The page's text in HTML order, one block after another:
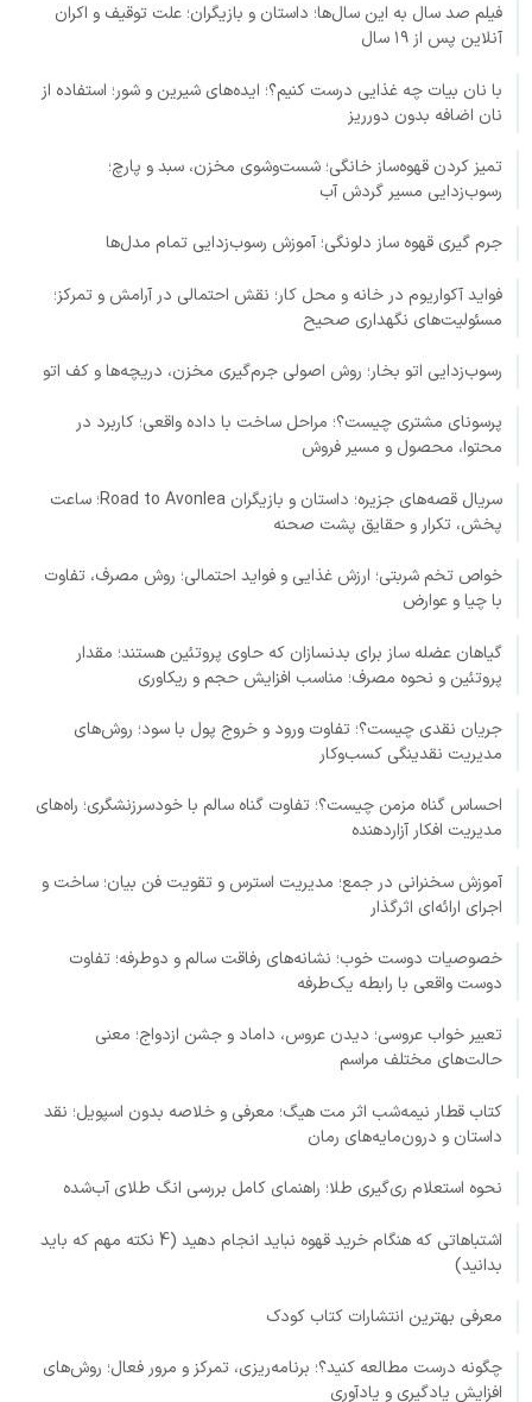
فیلم صد سال به این سال‌ها؛ داستان و بازیگران؛ علت توقیف و اکران
آنلاین پس از ۱۹ سال
با نان بیات چه غذایی درست کنیم؟؛ ایده‌های شیرین و شور؛ استفاده از
نان اضافه بدون دورریز
تمیز کردن قهوه‌ساز خانگی؛ شست‌وشوی مخزن، سبد و پارچ؛
رسوب‌زدایی مسیر گردش آب
جرم گیری قهوه ساز دلونگی؛ آموزش رسوب‌زدایی تمام مدل‌ها
فواید آکواریوم در خانه و محل کار؛ نقش احتمالی در آرامش و تمرکز؛
مسئولیت‌های نگهداری صحیح
رسوب‌زدایی اتو بخار؛ روش اصولی جرم‌گیری مخزن، دریچه‌ها و کف اتو
پرسونای مشتری چیست؟؛ مراحل ساخت با داده واقعی؛ کاربرد در
محتوا، محصول و مسیر فروش
سریال قصه‌های جزیره؛ داستان و بازیگران Road to Avonlea؛ ساعت
پخش، تکرار و حقایق پشت صحنه
خواص تخم شربتی؛ ارزش غذایی و فواید احتمالی؛ روش مصرف، تفاوت
با چیا و عوارض
گیاهان عضله ساز برای بدنسازان که حاوی پروتئین هستند؛ مقدار
پروتئین و نحوه مصرف؛ مناسب افزایش حجم و ریکاوری
جریان نقدی چیست؟؛ تفاوت ورود و خروج پول با سود؛ روش‌های
مدیریت نقدینگی کسب‌وکار
احساس گناه مزمن چیست؟؛ تفاوت گناه سالم با خودسرزنشگری؛ راه‌های
مدیریت افکار آزاردهنده
آموزش سخنرانی در جمع؛ مدیریت استرس و تقویت فن بیان؛ ساخت و
اجرای ارائه‌ای اثرگذار
خصوصیات دوست خوب؛ نشانه‌های رفاقت سالم و دوطرفه؛ تفاوت
دوست واقعی با رابطه یک‌طرفه
تعبیر خواب عروسی؛ دیدن عروس، داماد و جشن ازدواج؛ معنی
حالت‌های مختلف مراسم
کتاب قطار نیمه‌شب اثر مت هیگ؛ معرفی و خلاصه بدون اسپویل؛ نقد
داستان و درون‌مایه‌های رمان
نحوه استعلام ری‌گیری طلا؛ راهنمای کامل بررسی انگ طلای آب‌شده
اشتباهاتی که هنگام خرید قهوه نباید انجام دهید (4 نکته مهم که باید
بدانید)
معرفی بهترین انتشارات کتاب کودک
چگونه درست مطالعه کنید؟؛ برنامه‌ریزی، تمرکز و مرور فعال؛ روش‌های
افزایش یادگیری و یادآوری